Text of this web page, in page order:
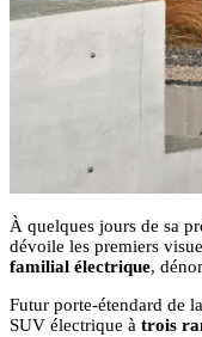
À quelques jours de sa
dévoile les premiers
familial électrique,
Futur porte-étendard de
SUV électrique à trois